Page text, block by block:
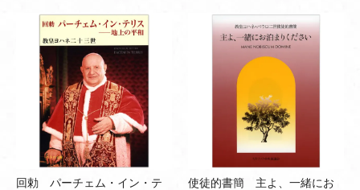
回勅 パーチェム・イン・テ
使徒的書簡 主よ、一緒にお